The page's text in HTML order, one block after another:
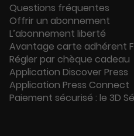
Questions fréquentes
Offrir un abonnement
L’abonnement liberté
Avantage carte adhérent
Régler par chèque cadeau
Application Discover Press
Application Press Connect
Paiement sécurisé : le 3D